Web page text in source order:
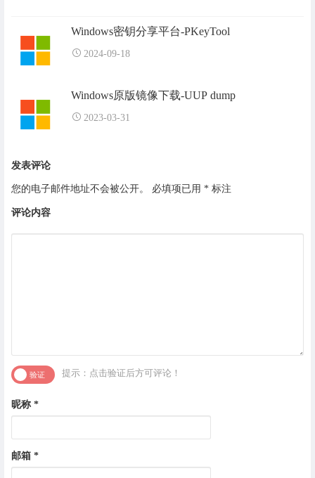
Windows密钥分享平台-PKeyTool
2024-09-18
Windows原版镜像下载-UUP dump
2023-03-31
发表评论
您的电子邮件地址不会被公开。 必填项已用 * 标注
评论内容
提示：点击验证后方可评论！
昵称 *
邮箱 *